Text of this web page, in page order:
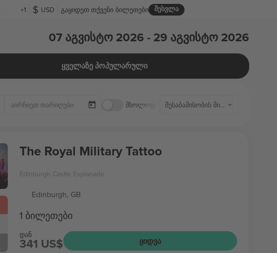
+1 USD შესვლა
გაყიდეთ თქვენი ბილეთები
07 აგვისტო 2026 - 29 აგვისტო 2026
ყველაზე პოპულარული
მხოლოდ ხელმისაწვდომი ბილეთები
შესაბამისობის მიხედვით
The Royal Military Tattoo
Edinburgh Castle Esplanade
Edinburgh, GB
1 ბილეთები
დან
341 US$ ᲧᲘᲓᲕᲐ